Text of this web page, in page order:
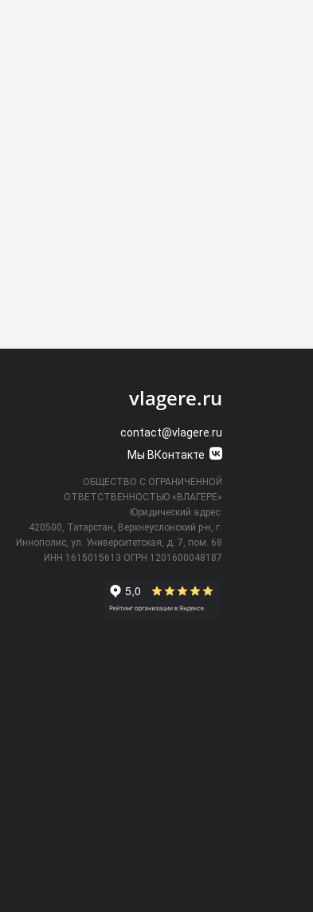
vlagere.ru
contact@vlagere.ru
Мы ВКонтакте
ОБЩЕСТВО С ОГРАНИЧЕННОЙ
ОТВЕТСТВЕННОСТЬЮ «ВЛАГЕРЕ»
Юридический адрес:
420500, Татарстан, Верхнеуслонский р-н, г.
Иннополис, ул. Университетская,
д. 7, пом. 68
ИНН 1615015613 ОГРН 1201600048187